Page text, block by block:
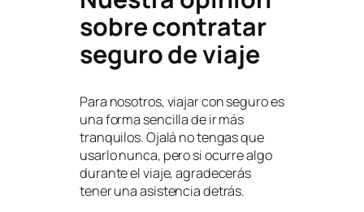
sobre contratar
seguro de viaje
Para nosotros, viajar con seguro es
una forma sencilla de ir más
tranquilos. Ojalá no tengas que
usarlo nunca, pero si ocurre algo
durante el viaje, agradecerás
tener una asistencia detrás.